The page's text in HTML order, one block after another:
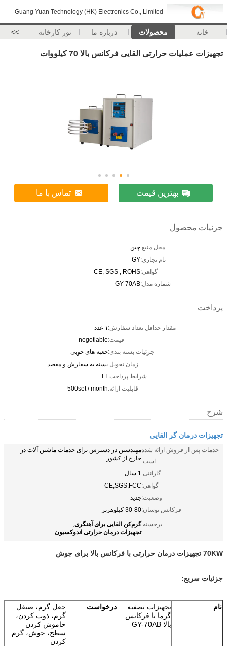
Guang Yuan Technology (HK) Electronics Co., Limited
خانه محصولات درباره ما تور کارخانه >>
تجهیزات عملیات حرارتی القایی فرکانس بالا 70 کیلووات
بهترین قیمت تماس با ما
جزئیات محصول
محل منبع:چین
نام تجاری:GY
گواهی:CE, SGS , ROHS
شماره مدل:GY-70AB
پرداخت
مقدار حداقل تعداد سفارش:۱ عدد
قیمت:negotiable
جزئیات بسته بندی:جعبه های چوبی
زمان تحویل:بسته به سفارش و مقصد
شرایط پرداخت:TT
قابلیت ارائه:500set / month
شرح
تجهیزات درمان گر القایی
خدمات پس از فروش ارائه شده
است:
مهندسین در دسترس برای خدمات ماشین آلات در
خارج از کشور
گارانتی:1 سال
گواهی:CE,SGS,FCC
وضعیت:جدید
فرکانس نوسان:30-80 کیلوهرتز
برجسته:گرم‌کن القایی برای آهنگری,
تجهیزات درمان حرارتی اندوکسیون
70KW تجهیزات درمان حرارتی با فرکانس بالا برای جوش
جزئیات سریع:
نام
تجهیزات تصفیه
گرما با فرکانس
بالا GY-70AB
درخواست
جعل گرم، صیقل
گرم، ذوب کردن،
خاموش کردن
سطح، جوش، گرم
کردن